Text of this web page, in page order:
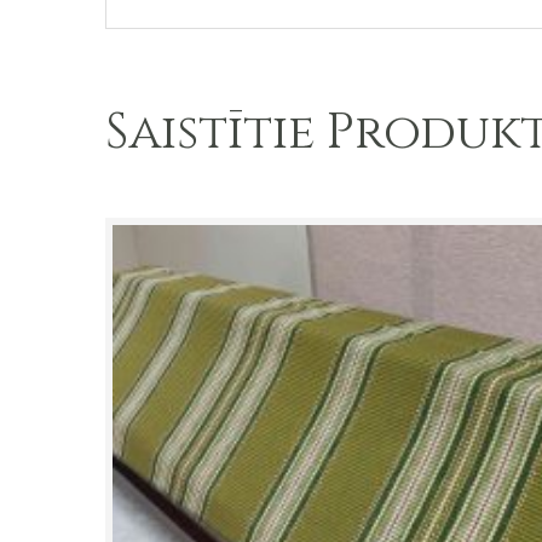
Saistītie